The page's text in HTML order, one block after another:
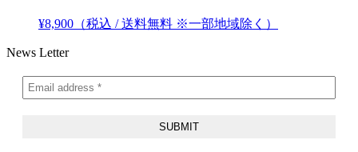
¥8,900 （税込 / 送料無料 ※一部地域除く）
News Letter